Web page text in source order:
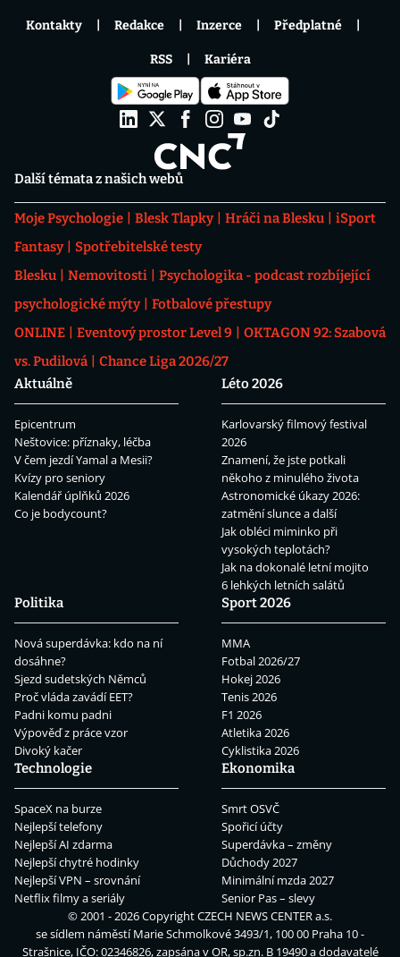
Další témata z našich webů
Moje Psychologie Blesk Tlapky Hráči na Blesku
iSport
Fantasy
Spotřebitelské testy
Blesku
Nemovitosti
Psychologika - podcast rozbíjející
psychologické mýty
Fotbalové přestupy
ONLINE
Eventový prostor Level 9
OKTAGON 92: Szabová
vs. Pudilová
Chance Liga 2026/27
Aktuálně
Epicentrum
Neštovice: příznaky, léčba
V čem jezdí Yamal a Mesii?
Kvízy pro seniory
Kalendář úplňků 2026
Co je bodycount?
Léto 2026
Karlovarský filmový festival
2026
Znamení, že jste potkali
někoho z minulého života
Astronomické úkazy 2026:
zatmění slunce a další
Jak obléci miminko při
vysokých teplotách?
Jak na dokonalé letní mojito
6 lehkých letních salátů
Politika
Nová superdávka: kdo na ní
dosáhne?
Sjezd sudetských Němců
Proč vláda zavádí EET?
Padni komu padni
Výpověď z práce vzor
Divoký kačer
Sport 2026
MMA
Fotbal 2026/27
Hokej 2026
Tenis 2026
F1 2026
Atletika 2026
Cyklistika 2026
Technologie
SpaceX na burze
Nejlepší telefony
Nejlepší AI zdarma
Nejlepší chytré hodinky
Nejlepší VPN – srovnání
Netflix filmy a seriály
Ekonomika
Smrt OSVČ
Spořicí účty
Superdávka – změny
Důchody 2027
Minimální mzda 2027
Senior Pas – slevy
Kontakty Redakce Inzerce Předplatné
RSS Kariéra
© 2001 - 2026 CopyrightCZECH NEWS CENTER a.s.
se sídlem náměstí Marie Schmolkové 3493/1, 100 00 Praha 10 -
Strašnice, IČO: 02346826, zapsána v OR, sp.zn. B 19490 a dodavatelé